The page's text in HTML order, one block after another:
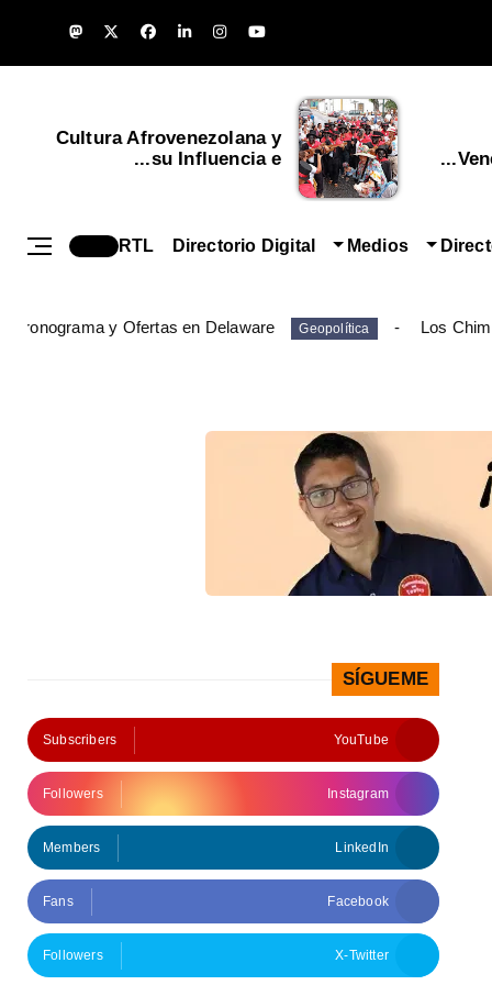
Cultura Afrovenezolana y
su Influencia e...
Medios
Directorio Digital
RTL
Los
Geopolítica
Cronograma y Ofertas en Delaware
SÍGUEME
YouTube
Subscribers
Instagram
Followers
LinkedIn
Members
Facebook
Fans
X-Twitter
Followers